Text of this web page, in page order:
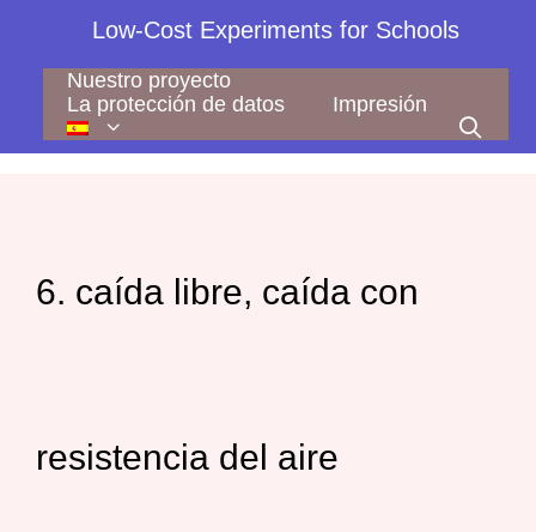
contenido
Low-Cost Experiments for Schools
Nuestro proyecto
La protección de datos
Impresión
6. caída libre, caída con
resistencia del aire